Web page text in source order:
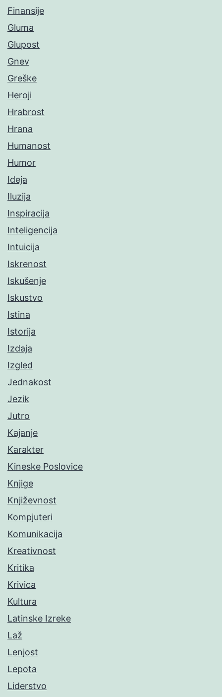
Finansije
Gluma
Glupost
Gnev
Greške
Heroji
Hrabrost
Hrana
Humanost
Humor
Ideja
Iluzija
Inspiracija
Inteligencija
Intuicija
Iskrenost
Iskušenje
Iskustvo
Istina
Istorija
Izdaja
Izgled
Jednakost
Jezik
Jutro
Kajanje
Karakter
Kineske Poslovice
Knjige
Književnost
Kompjuteri
Komunikacija
Kreativnost
Kritika
Krivica
Kultura
Latinske Izreke
Laž
Lenjost
Lepota
Liderstvo